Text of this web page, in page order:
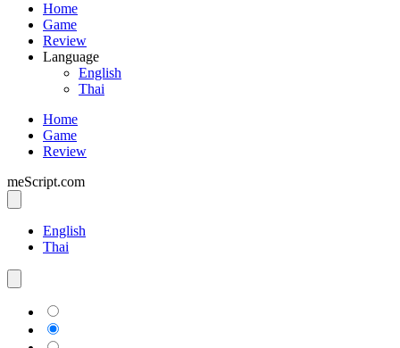
Home
Game
Review
Language
English
Thai
Home
Game
Review
meScript.com
English
Thai